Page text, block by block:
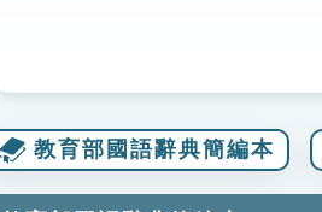
教育部國語辭典簡編本